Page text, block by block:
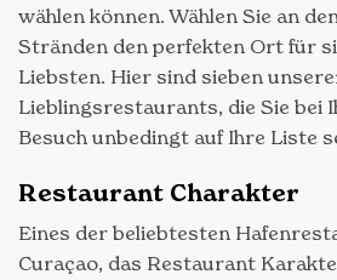
wählen können. Wählen Sie an
Stränden den perfekten Ort für
Liebsten. Hier sind sieben
Lieblingsrestaurants, die Sie bei
Besuch unbedingt auf Ihre Liste
Restaurant Charakter
Eines der beliebtesten
Curaçao, das Restaurant